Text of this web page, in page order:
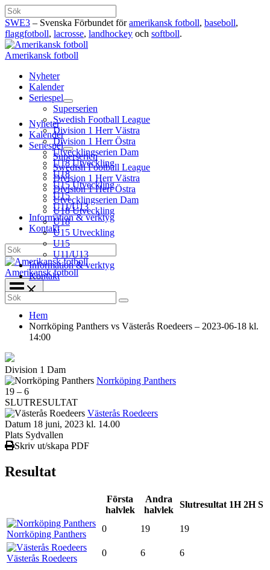
Hoppa
till
innehåll
Sök
SWE3 – Svenska Förbundet föramerikansk fotboll, baseboll,
flaggfotboll, lacrosse, landhockey och softboll.
Amerikansk fotboll
Nyheter
Kalender
Seriespel
Superserien
Swedish Football League
Division 1 Herr Västra
Division 1 Herr Östra
Utvecklingserien Dam
U18 Utveckling
U18
U15 Utveckling
U15
U11/U13
Information & verktyg
Kontakt
Sök
Amerikansk fotboll
Nyheter
Kalender
Seriespel
Superserien
Swedish Football League
Division 1 Herr Västra
Division 1 Herr Östra
Utvecklingserien Dam
U18 Utveckling
U18
U15 Utveckling
U15
U11/U13
Information & verktyg
Kontakt
Search
for:
Hem
Norrköping Panthers vs Västerås Roedeers – 2023-06-18 kl.
14:00
Division 1 Dam
Norrköping Panthers
19 – 6
SLUTRESULTAT
Västerås Roedeers
Datum 18 juni, 2023 kl. 14.00
Plats Sydvallen
Skriv ut/skapa PDF
Resultat
Första
halvlek
Andra
halvlek
Slutresultat 1H 2H S
Norrköping Panthers
0 19 19
Västerås Roedeers
0 6 6